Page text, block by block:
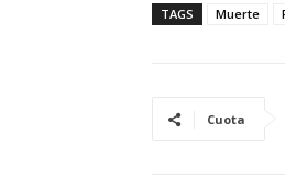
TAGS Muerte
Cuota